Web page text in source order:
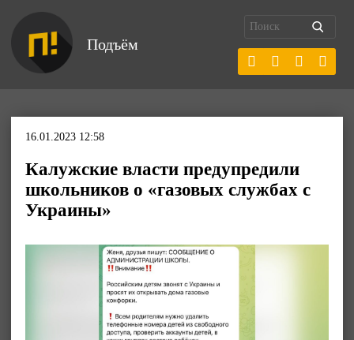
Подъём
16.01.2023 12:58
Калужские власти предупредили
школьников о «газовых службах с
Украины»